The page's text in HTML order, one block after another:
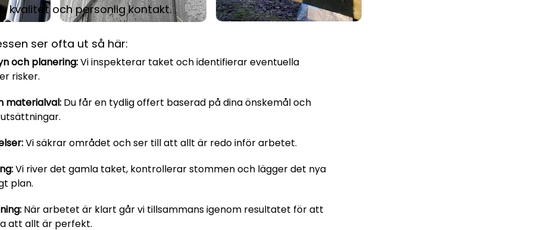
kvalitet och personlig kontakt.
ser ofta ut så här:
och planering:Vi inspekterar taket och identifierar eventuella
risker.
materialval: Du får en tydlig offert baserad på dina önskemål och
Vi säkrar området och ser till att allt är redo inför arbetet.
Vi river det gamla taket, kontrollerar stommen och lägger det nya
plan.
När arbetet är klart går vi tillsammans igenom resultatet för att
att allt är perfekt.